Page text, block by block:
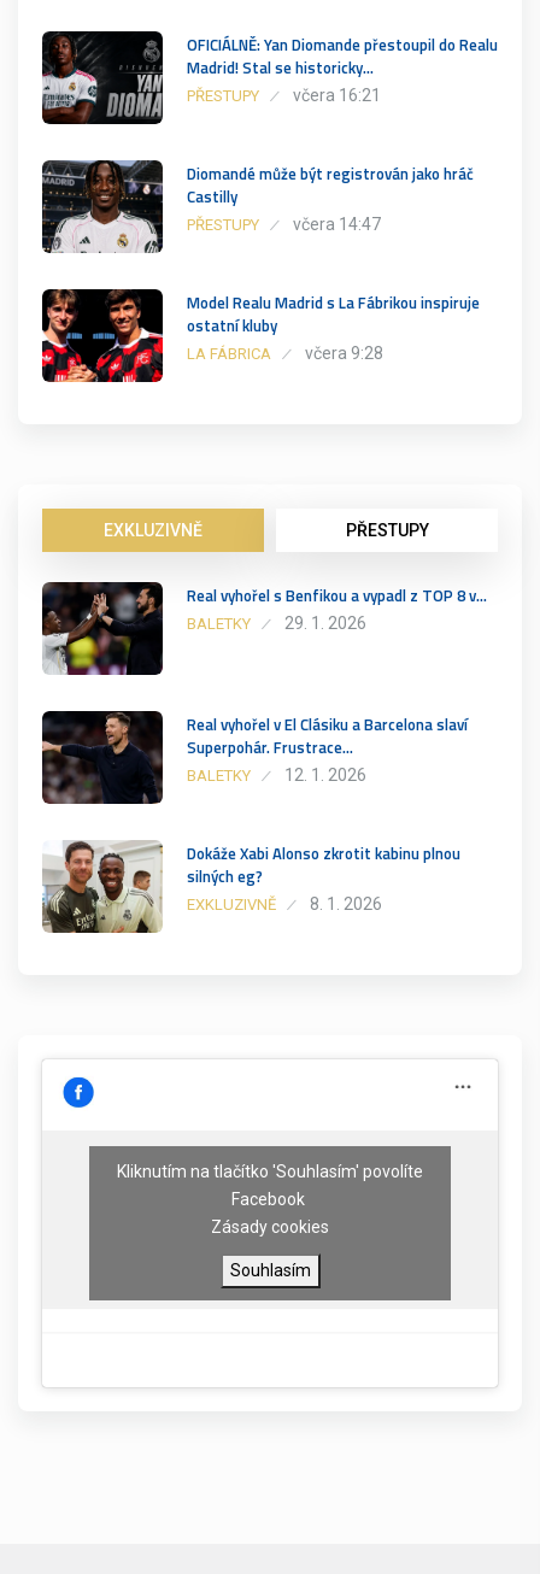
OFICIÁLNĚ: Yan Diomande přestoupil do Realu
Madrid! Stal se historicky…
PŘESTUPY včera 16:21
Diomandé může být registrován jako hráč
Castilly
PŘESTUPY včera 14:47
Model Realu Madrid s La Fábrikou inspiruje
ostatní kluby
LA FÁBRICA včera 9:28
EXKLUZIVNĚ PŘESTUPY
Real vyhořel s Benfikou a vypadl z TOP 8 v…
BALETKY 29. 1. 2026
Real vyhořel v El Clásiku a Barcelona slaví
Superpohár. Frustrace…
BALETKY 12. 1. 2026
Dokáže Xabi Alonso zkrotit kabinu plnou
silných eg?
EXKLUZIVNĚ 8. 1. 2026
Kliknutím na tlačítko 'Souhlasím' povolíte
Facebook
Zásady cookies
Souhlasím